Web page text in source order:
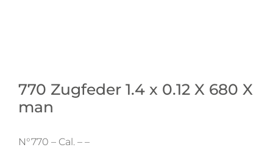
770 Zugfeder 1.4 x 0.12 X 680 X
man
N°770 – Cal. – –